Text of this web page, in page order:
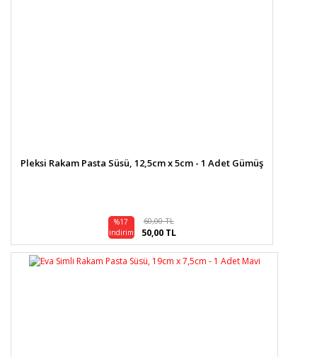
Pleksi Rakam Pasta Süsü, 12,5cm x 5cm - 1 Adet Gümüş
%17
indirim
60,00 TL
50,00 TL